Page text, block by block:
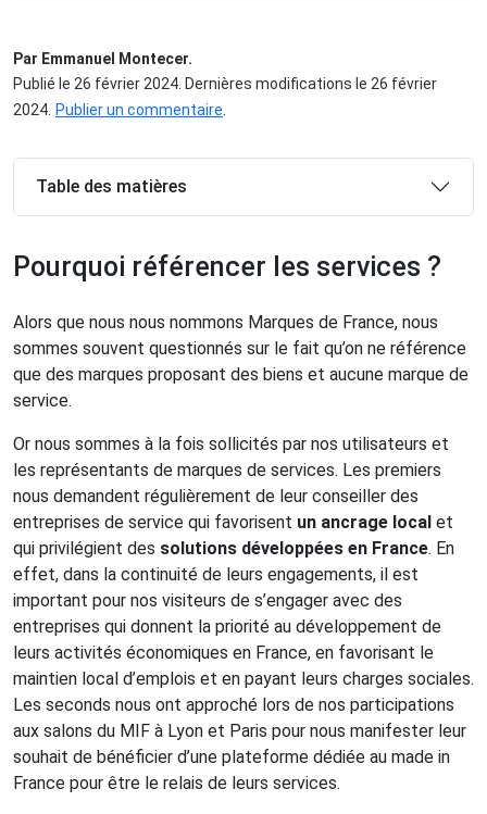
Par Emmanuel Montecer.
Publié le 26 février 2024. Dernières modifications le 26 février
2024. Publier un commentaire
Table des matières
Pourquoi référencer les services ?
Alors que nous nous nommons Marques de France, nous
sommes souvent questionnés sur le fait qu’on ne référence
que des marques proposant des biens et aucune marque de
service.
Or nous sommes à la fois sollicités par nos utilisateurs et
les représentants de marques de services. Les premiers
nous demandent régulièrement de leur conseiller des
entreprises de service qui favorisent un ancrage local et
qui privilégient des solutions développées en France. En
effet, dans la continuité de leurs engagements, il est
important pour nos visiteurs de s’engager avec des
entreprises qui donnent la priorité au développement de
leurs activités économiques en France, en favorisant le
maintien local d’emplois et en payant leurs charges sociales.
Les seconds nous ont approché lors de nos participations
aux salons du MIF à Lyon et Paris pour nous manifester leur
souhait de bénéficier d’une plateforme dédiée au made in
France pour être le relais de leurs services.